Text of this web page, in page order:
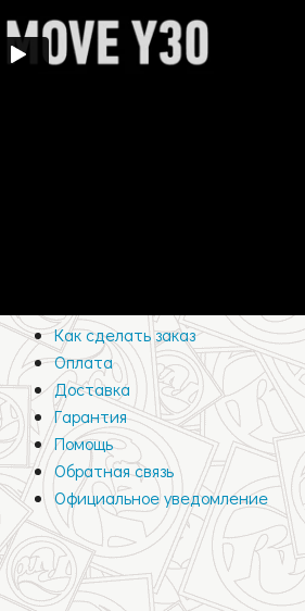
Как сделать заказ
Оплата
Доставка
Гарантия
Помощь
Обратная связь
Официальное уведомление